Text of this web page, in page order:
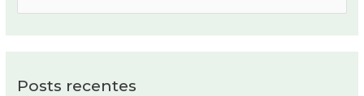
u
Posts recentes